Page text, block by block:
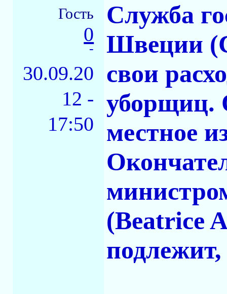
Гость
0
-
30.09.20
12 -
17:50
Служба
Швеции
свои
уборщиц.
местное
(Beatrice